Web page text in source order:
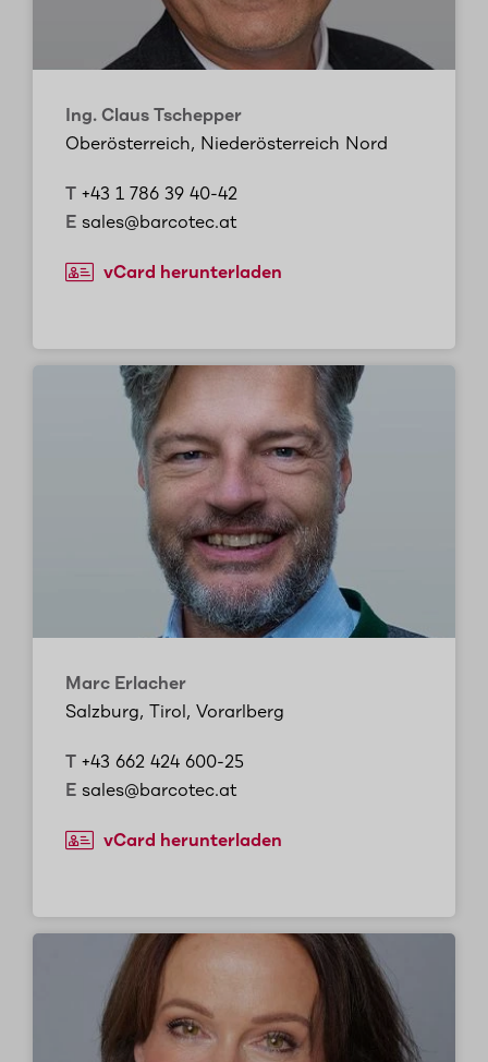
Ing. Claus Tschepper
Oberösterreich, Niederösterreich Nord
T +43 1 786 39 40-42
E sales@barcotec.at
vCard herunterladen
Marc Erlacher
Salzburg, Tirol, Vorarlberg
T +43 662 424 600-25
E sales@barcotec.at
vCard herunterladen